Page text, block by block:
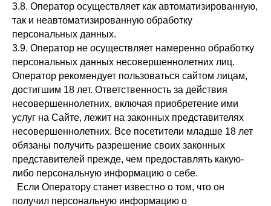
3.8. Оператор осуществляет как автоматизированную,
так и неавтоматизированную обработку
персональных данных.
3.9. Оператор не осуществляет намеренно обработку
персональных данных несовершеннолетних лиц.
Оператор рекомендует пользоваться сайтом лицам,
достигшим 18 лет. Ответственность за действия
несовершеннолетних, включая приобретение ими
услуг на Сайте, лежит на законных представителях
несовершеннолетних. Все посетители младше 18 лет
обязаны получить разрешение своих законных
представителей прежде, чем предоставлять какую-
либо персональную информацию о себе.
Если Оператору станет известно о том, что он
получил персональную информацию о